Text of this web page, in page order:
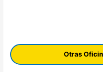
Otras